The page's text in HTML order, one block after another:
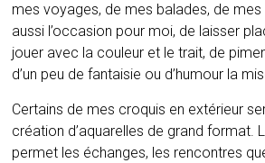
mes voyages, de mes balades, de mes
aussi l’occasion pour moi, de laisser
jouer avec la couleur et le trait, de
d’un peu de fantaisie ou d’humour la
Certains de mes croquis en extérieur
création d’aquarelles de grand format.
permet les échanges, les rencontres